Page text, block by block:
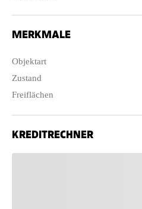
MERKMALE
Objektart
Zustand
Freiflächen
KREDITRECHNER